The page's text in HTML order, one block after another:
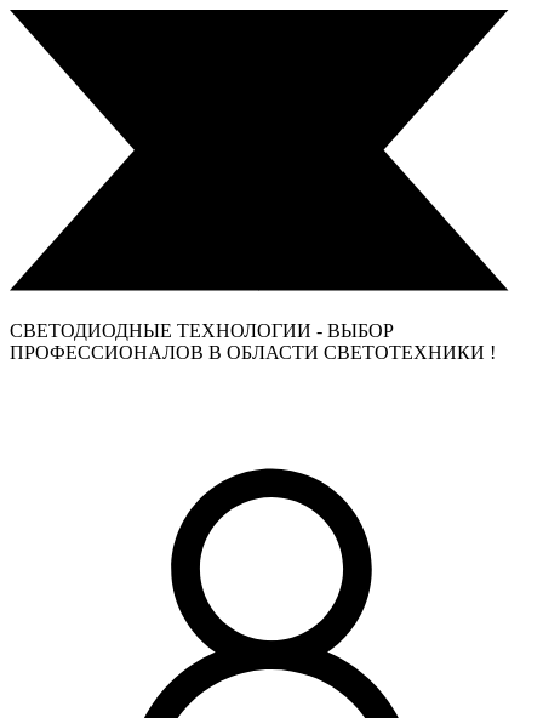
СВЕТОДИОДНЫЕ ТЕХНОЛОГИИ - ВЫБОР
ПРОФЕССИОНАЛОВ В ОБЛАСТИ СВЕТОТЕХНИКИ !